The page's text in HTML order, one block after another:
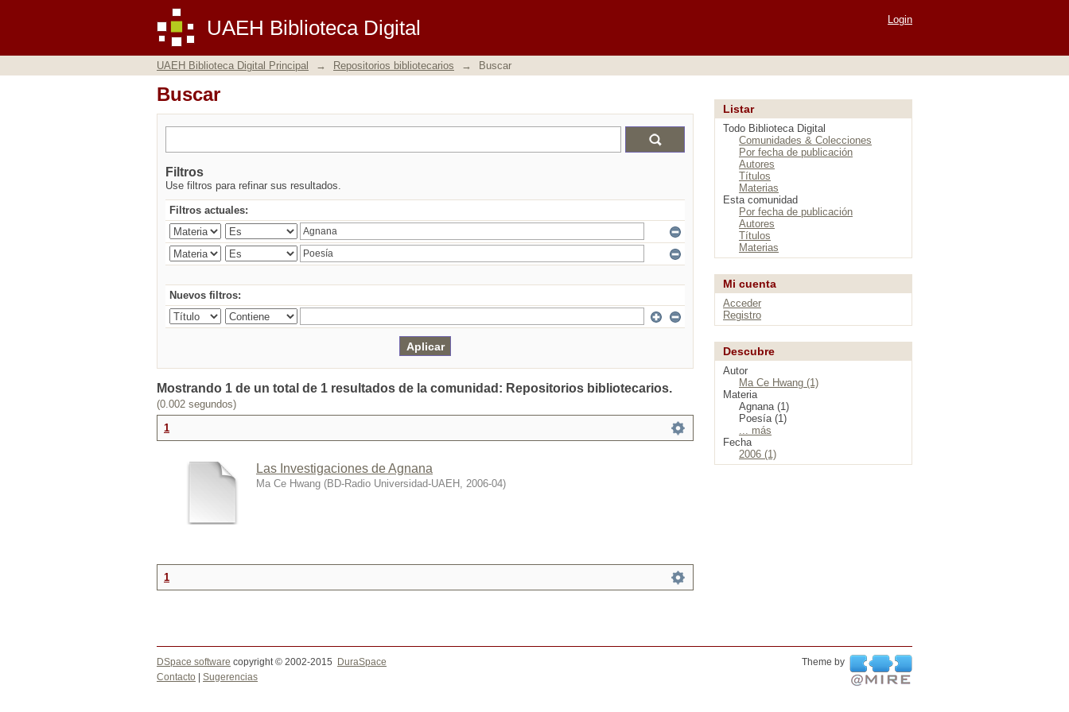
UAEH Biblioteca Digital
Buscar Login
UAEH Biblioteca Digital Principal → Repositorios bibliotecarios → Buscar
Buscar
Filtros
Use filtros para refinar sus resultados.
Filtros actuales:
Nuevos filtros:
Mostrando 1 de un total de 1 resultados de la comunidad: Repositorios bibliotecarios.
(0.002 segundos)
1
Las Investigaciones de Agnana
Ma Ce Hwang (BD-Radio Universidad-UAEH , 2006-04)
1
Listar
Todo Biblioteca Digital
Comunidades & Colecciones
Por fecha de publicación
Autores
Títulos
Materias
Esta comunidad
Por fecha de publicación
Autores
Títulos
Materias
Mi cuenta
Acceder
Registro
Descubre
Autor
Ma Ce Hwang (1)
Materia
Agnana (1)
Poesía (1)
... más
Fecha
2006 (1)
DSpace software copyright © 2002-2015 DuraSpace
Theme by
Contacto
Sugerencias